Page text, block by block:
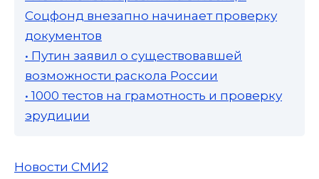
Соцфонд внезапно начинает проверку
документов
• Путин заявил о существовавшей
возможности раскола России
• 1000 тестов на грамотность и проверку
эрудиции
Новости СМИ2